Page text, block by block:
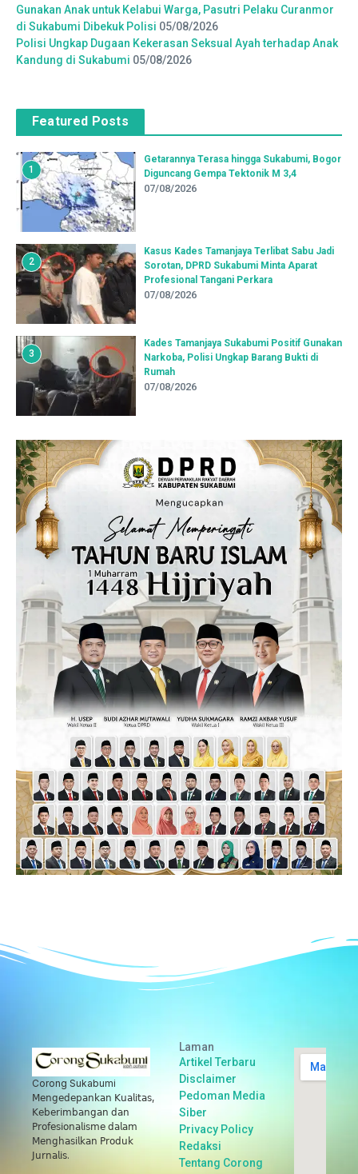
Gunakan Anak untuk Kelabui Warga, Pasutri Pelaku Curanmor
di Sukabumi Dibekuk Polisi 05/08/2026
Polisi Ungkap Dugaan Kekerasan Seksual Ayah terhadap Anak
Kandung di Sukabumi 05/08/2026
Featured Posts
1
Getarannya Terasa hingga Sukabumi, Bogor
Diguncang Gempa Tektonik M 3,4
07/08/2026
2
Kasus Kades Tamanjaya Terlibat Sabu Jadi
Sorotan, DPRD Sukabumi Minta Aparat
Profesional Tangani Perkara
07/08/2026
3
Kades Tamanjaya Sukabumi Positif Gunakan
Narkoba, Polisi Ungkap Barang Bukti di
Rumah
07/08/2026
Corong Sukabumi
𝖬𝖾𝗇𝗀𝖾𝖽𝖾𝗉𝖺𝗇𝗄𝖺𝗇 𝖪𝗎𝖺𝗅𝗂𝗍𝖺𝗌,
𝖪𝖾𝖻𝖾𝗋𝗂𝗆𝖻𝖺𝗇𝗀𝖺𝗇 𝖽𝖺𝗇
𝖯𝗋𝗈𝖿𝖾𝗌𝗂𝗈𝗇𝖺𝗅𝗂𝗌𝗆𝖾 𝖽𝖺𝗅𝖺𝗆
𝖬𝖾𝗇𝗀𝗁𝖺𝗌𝗂𝗅𝗄𝖺𝗇 𝖯𝗋𝗈𝖽𝗎𝗄
𝖩𝗎𝗋𝗇𝖺𝗅𝗂𝗌.
Laman
Artikel Terbaru
Disclaimer
Pedoman Media
Siber
Privacy Policy
Redaksi
Tentang Corong